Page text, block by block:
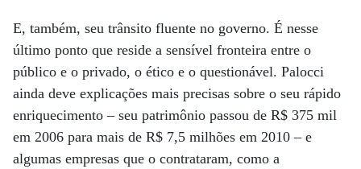
E, também, seu trânsito fluente no governo. É nesse
último ponto que reside a sensível fronteira entre o
público e o privado, o ético e o questionável. Palocci
ainda deve explicações mais precisas sobre o seu rápido
enriquecimento – seu patrimônio passou de R$ 375 mil
em 2006 para mais de R$ 7,5 milhões em 2010 – e
algumas empresas que o contrataram, como a